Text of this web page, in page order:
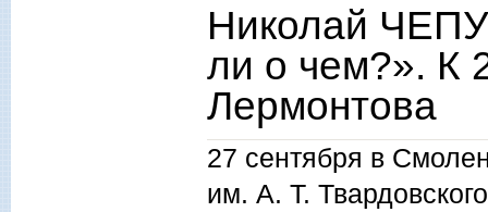
Николай
ли о чем?». К
Лермонтова
27 сентября в
им. А. Т.